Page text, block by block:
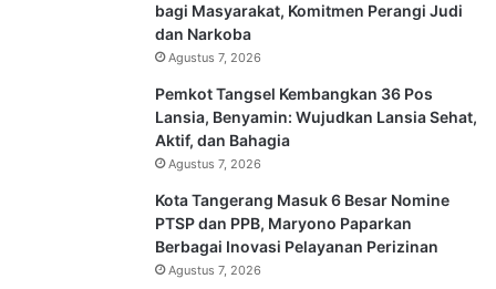
bagi Masyarakat, Komitmen Perangi Judi
dan Narkoba
Agustus 7, 2026
Pemkot Tangsel Kembangkan 36 Pos
Lansia, Benyamin: Wujudkan Lansia Sehat,
Aktif, dan Bahagia
Agustus 7, 2026
Kota Tangerang Masuk 6 Besar Nomine
PTSP dan PPB, Maryono Paparkan
Berbagai Inovasi Pelayanan Perizinan
Agustus 7, 2026